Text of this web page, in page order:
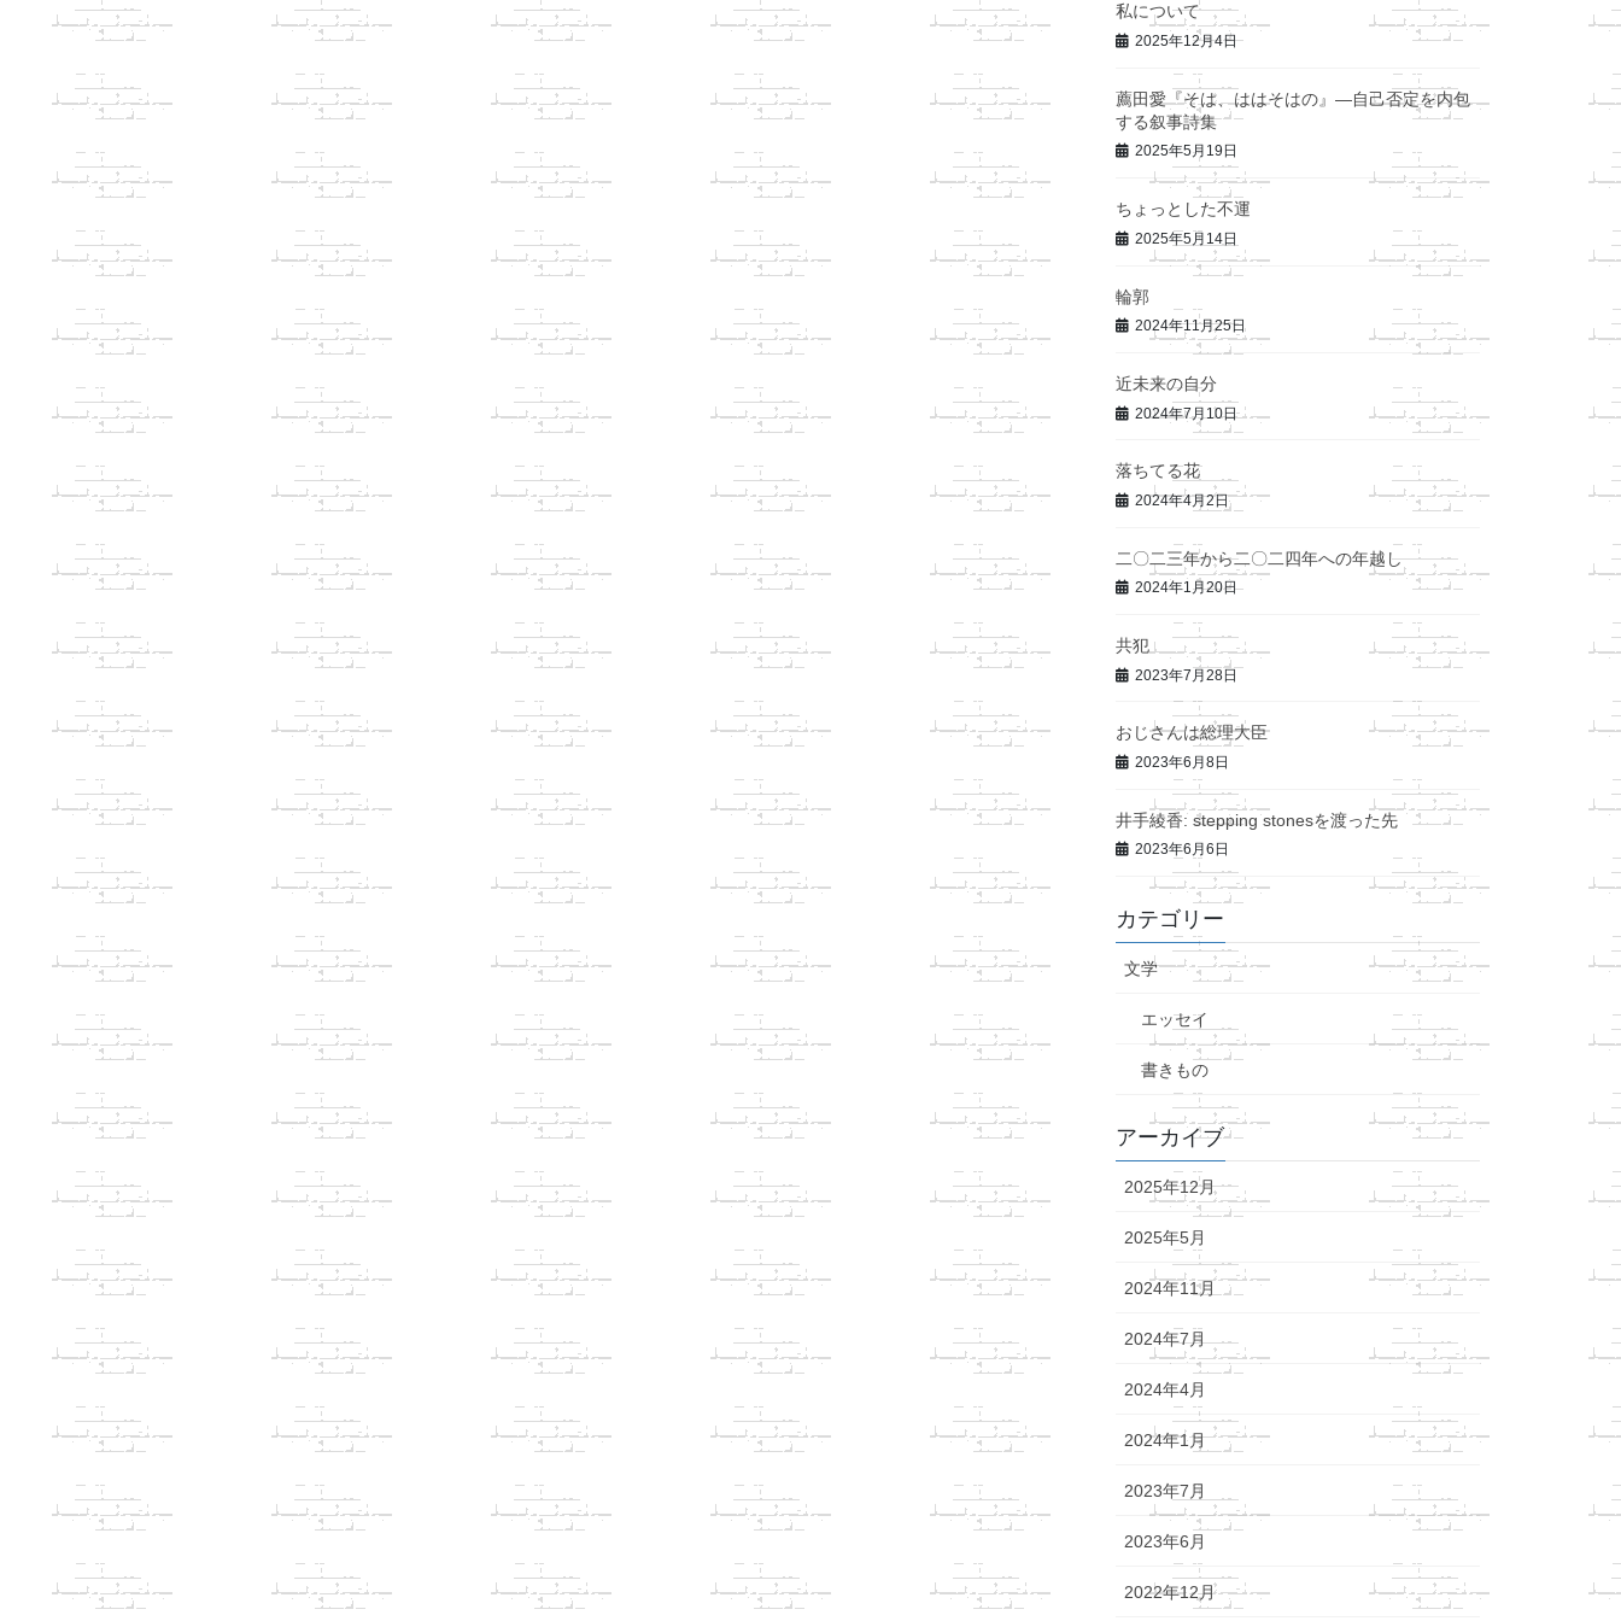
私について
2025年12月4日
薦田愛『そは、ははそはの』―自己否定を内包
する叙事詩集
2025年5月19日
ちょっとした不運
2025年5月14日
輪郭
2024年11月25日
近未来の自分
2024年7月10日
落ちてる花
2024年4月2日
二〇二三年から二〇二四年への年越し
2024年1月20日
共犯
2023年7月28日
おじさんは総理大臣
2023年6月8日
井手綾香: stepping stonesを渡った先
2023年6月6日
カテゴリー
文学
エッセイ
書きもの
アーカイブ
2025年12月
2025年5月
2024年11月
2024年7月
2024年4月
2024年1月
2023年7月
2023年6月
2022年12月